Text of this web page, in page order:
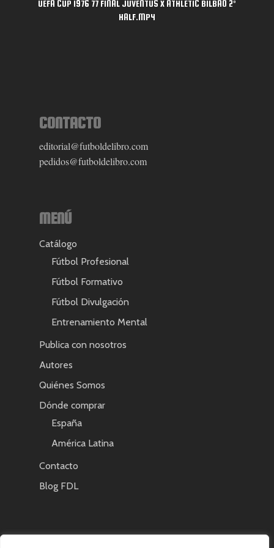
UEFA CUP 1976 77 FINAL JUVENTUS X ATHLETIC BILBAO 2º
HALF.MP4
CONTACTO
editorial@futboldelibro.com
pedidos@futboldelibro.com
MENÚ
Catálogo
Fútbol Profesional
Fútbol Formativo
Fútbol Divulgación
Entrenamiento Mental
Publica con nosotros
Autores
Quiénes Somos
Dónde comprar
España
América Latina
Contacto
Blog FDL